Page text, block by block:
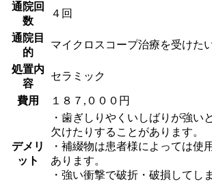
通院回
数
４回
通院目
的
マイクロスコープ治療を受けた
処置内
容
セラミック
費用 １８７,０００円
デメリ
ット
・歯ぎしりやくいしばりが強い
欠けたりすることがあります。
・補綴物は患者様によっては使
あります。
・強い衝撃で破折・破損してし